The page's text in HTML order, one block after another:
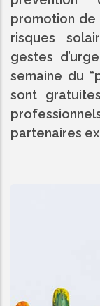
promotion de
risques
gestes
semaine du
sont
partenaires